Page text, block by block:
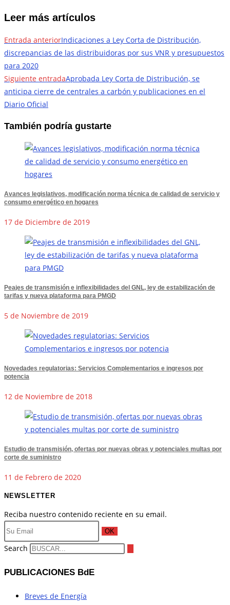
Leer más artículos
Entrada anteriorIndicaciones a Ley Corta de Distribución,
discrepancias de las distribuidoras por sus VNR y presupuestos
para 2020
Siguiente entradaAprobada Ley Corta de Distribución, se
anticipa cierre de centrales a carbón y publicaciones en el
Diario Oficial
También podría gustarte
Avances legislativos, modificación norma técnica de calidad de servicio y
consumo energético en hogares
17 de Diciembre de 2019
Peajes de transmisión e inflexibilidades del GNL, ley de estabilización de
tarifas y nueva plataforma para PMGD
5 de Noviembre de 2019
Novedades regulatorias: Servicios Complementarios e ingresos por
potencia
12 de Noviembre de 2018
Estudio de transmisión, ofertas por nuevas obras y potenciales multas por
corte de suministro
11 de Febrero de 2020
NEWSLETTER
Reciba nuestro contenido reciente en su email.
OK
Search
PUBLICACIONES BdE
Breves de Energía